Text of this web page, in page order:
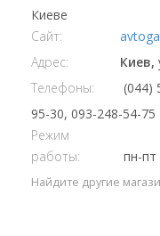
Киеве
Сайт:
Адрес:
Киев,
Телефоны:
(044)
95-30, 093-248-54-75
Режим
работы:
пн-пт
Найдите другие